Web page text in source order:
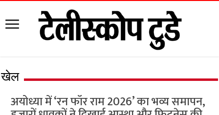
खेल
अयोध्या में ‘रन फॉर राम 2026’ का भव्य समापन,